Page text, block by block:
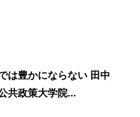
は豊かにならない 田中
共政策大学院...